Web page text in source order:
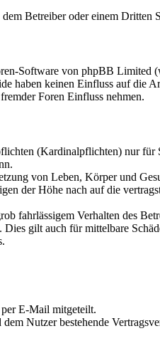
Betreiber oder einem Dritten
Software von phpBB Limited
haben keinen Einfluss auf die
Foren Einfluss nehmen.
(Kardinalpflichten) nur für
von Leben, Körper und
der Höhe nach auf die
fahrlässigem Verhalten des
gilt auch für mittelbare
E-Mail mitgeteilt.
Nutzer bestehende